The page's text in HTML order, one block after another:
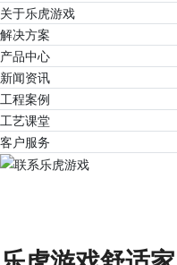
关于乐虎游戏
解决方案
产品中心
新闻资讯
工程案例
工艺课堂
客户服务